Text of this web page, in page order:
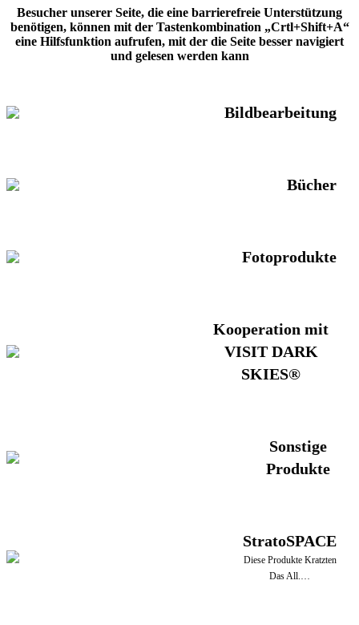
Besucher unserer Seite, die eine barrierefreie Unterstützung
benötigen, können mit der Tastenkombination „Crtl+Shift+A“
eine Hilfsfunktion aufrufen, mit der die Seite besser navigiert
und gelesen werden kann
Bildbearbeitung
Bücher
Fotoprodukte
Kooperation mit
VISIT DARK
SKIES®
Sonstige
Produkte
StratoSPACE
Diese Produkte Kratzten
Das All.…